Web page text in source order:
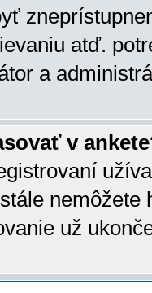
atď.
a
v
už